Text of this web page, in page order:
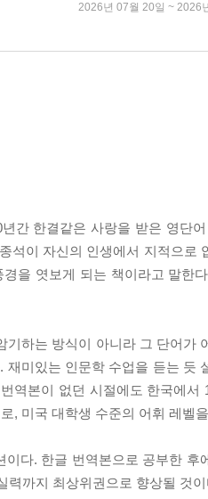
2026년 07월 20일 ~ 2026
간 한결같은 사랑을 받은 영단
석이 자신의 인생에서 지적으로
을 엿보게 되는 책이라고 말한
하는 방식이 아니라 그 단어가
미있는 인문학 수업을 듣는 듯
역본이 없던 시절에도 한국에서
, 미국 대학생 수준의 어휘 레벨
다. 한글 번역본으로 공부한 후
력까지 최상위권으로 향상될 것